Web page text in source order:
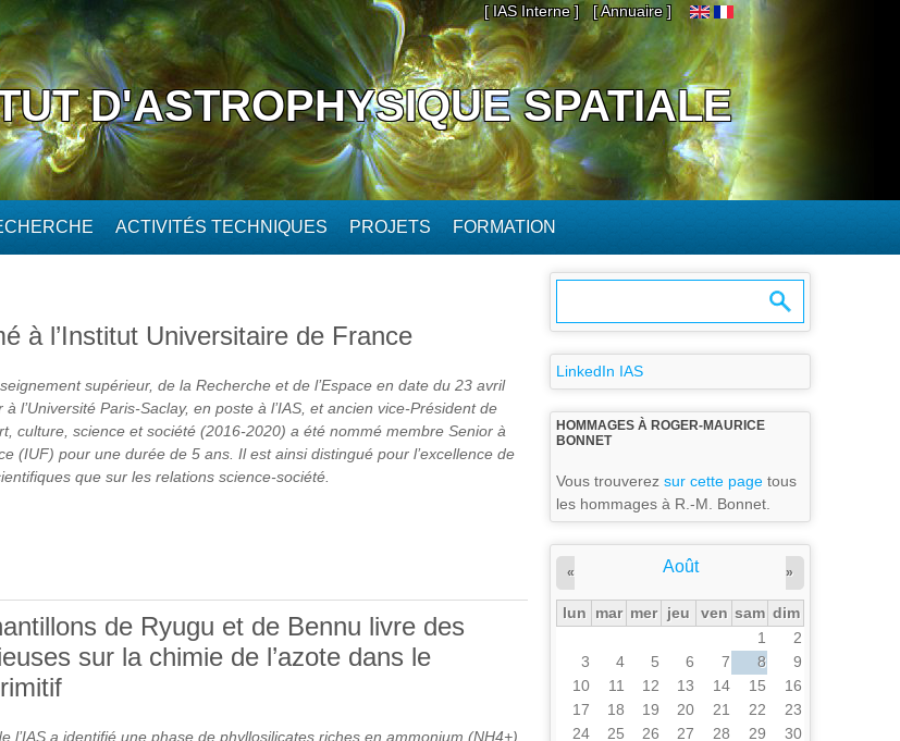
[ IAS Interne ] [ Annuaire ]
D'ASTROPHYSIQUE SPATIALE
ACTIVITÉS TECHNIQUES PROJETS FORMATION
à l’Institut Universitaire de France
supérieur, de la Recherche et de l’Espace en date du 23 avril
l’Université Paris-Saclay, en poste à l’IAS, et ancien vice-Président de
culture, science et société (2016-2020) a été nommé membre Senior à
(IUF) pour une durée de 5 ans. Il est ainsi distingué pour l’excellence de
que sur les relations science-société.
NOMMÉ À L’INSTITUT UNIVERSITAIRE DE FRANCE
de Ryugu et de Bennu livre des
sur la chimie de l’azote dans le
l’IAS a identifié une phase de phyllosilicates riches en ammonium (NH4+)
LinkedIn IAS
HOMMAGES À ROGER-MAURICE
BONNET
Vous trouverez sur cette page tous
les hommages à R.-M. Bonnet.
Août
« »
lun mar mer jeu ven sam dim
1
2
3
4 5 6 7 8
9
10
11 12 13 14 15
16
17
18 19 20 21 22
23
24
25 26 27 28 29
30